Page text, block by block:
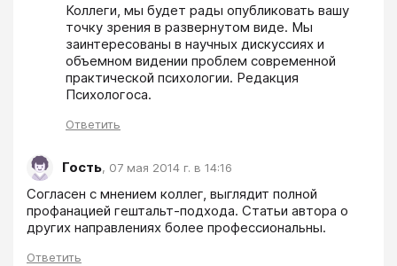
Коллеги, мы будет рады опубликовать вашу
точку зрения в развернутом виде. Мы
заинтересованы в научных дискуссиях и
объемном видении проблем современной
практической психологии. Редакция
Психологоса.
Ответить
Гость, 07 мая 2014 г. в 14:16
Согласен с мнением коллег, выглядит полной
профанацией гештальт-подхода. Статьи автора о
других направлениях более профессиональны.
Ответить